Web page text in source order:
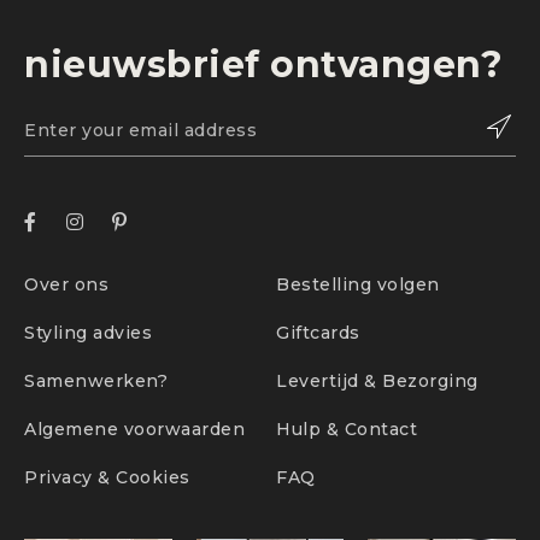
Wij betalen je terug op dezelfde wijze waarop je
betaald hebt, binnen 30 dagen na het retour sturen.
nieuwsbrief ontvangen?
Over ons
Styling advies
Samenwerken?
Algemene voorwaarden
Privacy & Cookies
Bestelling volgen
Giftcards
Levertijd & Bezorging
Hulp & Contact
FAQ